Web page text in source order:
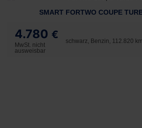
SMART FORTWO COUPE
4.780 €
MwSt. nicht
ausweisbar
schwarz, Benzin, 112.820